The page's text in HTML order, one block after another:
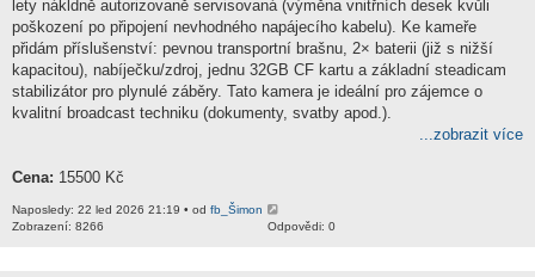
lety nákldně autorizovaně servisovaná (výměna vnitřních desek kvůli
poškození po připojení nevhodného napájecího kabelu). Ke kameře
přidám příslušenství: pevnou transportní brašnu, 2× baterii (již s nižší
kapacitou), nabíječku/zdroj, jednu 32GB CF kartu a základní steadicam
stabilizátor pro plynulé záběry. Tato kamera je ideální pro zájemce o
kvalitní broadcast techniku (dokumenty, svatby apod.).
...zobrazit více
Cena: 15500 Kč
Naposledy: 22 led 2026 21:19 • od fb_Šimon
Odpovědi: 0
Zobrazení: 8266